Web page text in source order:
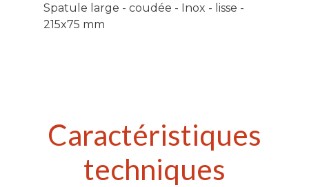
Spatule large - coudée - Inox - lisse -
215x75 mm
Caractéristiques
techniques